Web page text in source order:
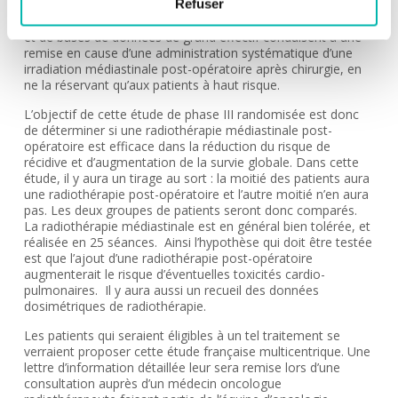
Refuser
multicentrique ou même prospective). Les données
récentes, issues d’analyses poolées, d’études rétrospectives,
et de bases de données de grand effectif conduisent à une
remise en cause d’une administration systématique d’une
irradiation médiastinale post-opératoire après chirurgie, en
ne la réservant qu’aux patients à haut risque.
L’objectif de cette étude de phase III randomisée est donc
de déterminer si une radiothérapie médiastinale post-
opératoire est efficace dans la réduction du risque de
récidive et d’augmentation de la survie globale. Dans cette
étude, il y aura un tirage au sort : la moitié des patients aura
une radiothérapie post-opératoire et l’autre moitié n’en aura
pas. Les deux groupes de patients seront donc comparés.
La radiothérapie médiastinale est en général bien tolérée, et
réalisée en 25 séances. Ainsi l’hypothèse qui doit être testée
est que l’ajout d’une radiothérapie post-opératoire
augmenterait le risque d’éventuelles toxicités cardio-
pulmonaires. Il y aura aussi un recueil des données
dosimétriques de radiothérapie.
Les patients qui seraient éligibles à un tel traitement se
verraient proposer cette étude française multicentrique. Une
lettre d’information détaillée leur sera remise lors d’une
consultation auprès d’un médecin oncologue